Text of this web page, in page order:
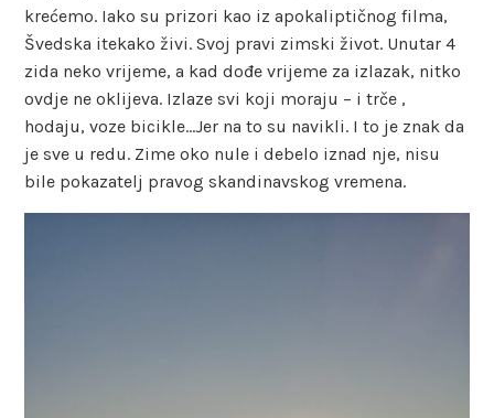
krećemo. Iako su prizori kao iz apokaliptičnog filma,
Švedska itekako živi. Svoj pravi zimski život. Unutar 4
zida neko vrijeme, a kad dođe vrijeme za izlazak, nitko
ovdje ne oklijeva. Izlaze svi koji moraju – i trče ,
hodaju, voze bicikle…Jer na to su navikli. I to je znak da
je sve u redu. Zime oko nule i debelo iznad nje, nisu
bile pokazatelj pravog skandinavskog vremena.